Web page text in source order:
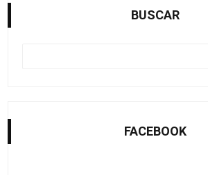
BUSCAR
FACEBOOK